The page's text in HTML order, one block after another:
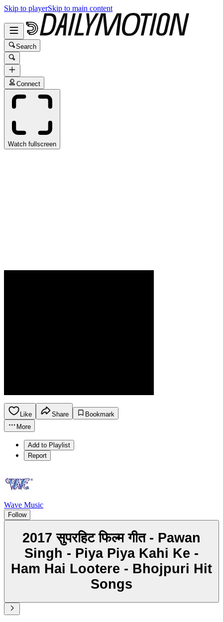
Skip to playerSkip to main content
Search
Connect
Watch fullscreen
Like Share
Bookmark
More
Add to Playlist
Report
Wave Music
Follow
2017 सुपरहिट फिल्म गीत - Pawan
Singh - Piya Piya Kahi Ke -
Ham Hai Lootere - Bhojpuri Hit
Songs